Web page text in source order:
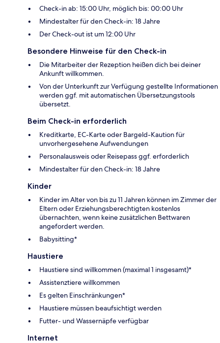
Check-in ab: 15:00 Uhr, möglich bis: 00:00 Uhr
Mindestalter für den Check-in: 18 Jahre
Der Check-out ist um 12:00 Uhr
Besondere Hinweise für den Check-in
Die Mitarbeiter der Rezeption heißen dich bei deiner
Ankunft willkommen.
Von der Unterkunft zur Verfügung gestellte Informationen
werden ggf. mit automatischen Übersetzungstools
übersetzt.
Beim Check-in erforderlich
Kreditkarte, EC-Karte oder Bargeld-Kaution für
unvorhergesehene Aufwendungen
Personalausweis oder Reisepass ggf. erforderlich
Mindestalter für den Check-in: 18 Jahre
Kinder
Kinder im Alter von bis zu 11 Jahren können im Zimmer der
Eltern oder Erziehungsberechtigten kostenlos
übernachten, wenn keine zusätzlichen Bettwaren
angefordert werden.
Babysitting*
Haustiere
Haustiere sind willkommen (maximal 1 insgesamt)*
Assistenztiere willkommen
Es gelten Einschränkungen*
Haustiere müssen beaufsichtigt werden
Futter- und Wassernäpfe verfügbar
Internet